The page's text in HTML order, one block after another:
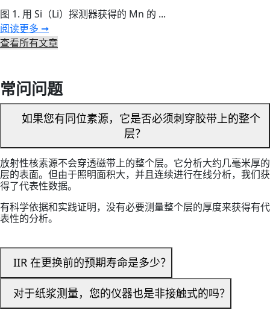
图 1. 用 Si（Li）探测器获得的 Mn 的 ...
阅读更多 ➞
查看所有文章
常问问题
如果您有同位素源，它是否必须刺穿胶带上的整个
层？
放射性核素源不会穿透磁带上的整个层。它分析大约几毫米厚的
层的表面。但由于照明面积大，并且连续进行在线分析，我们获
得了代表性数据。
有科学依据和实践证明，没有必要测量整个层的厚度来获得有代
表性的分析。
IIR 在更换前的预期寿命是多少？
对于纸浆测量，您的仪器也是非接触式的吗？